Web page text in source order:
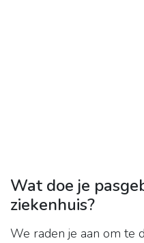
Wat doe je
ziekenhuis?
We raden je aan om te